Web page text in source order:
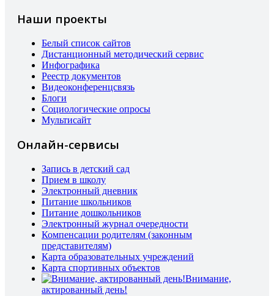
Наши проекты
Белый список сайтов
Дистанционный методический сервис
Инфографика
Реестр документов
Видеоконференцсвязь
Блоги
Социологические опросы
Мультисайт
Онлайн-сервисы
Запись в детский сад
Прием в школу
Электронный дневник
Питание школьников
Питание дошкольников
Электронный журнал очередности
Компенсации родителям (законным
представителям)
Карта образовательных учреждений
Карта спортивных объектов
Внимание,
актированный день!